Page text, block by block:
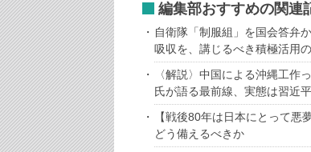
編集部おすすめの関連
自衛隊「制服組」を国会答弁
吸収を、講じるべき積極活用
〈解説〉中国による沖縄工作
氏が語る最前線、実態は習近
【戦後80年は日本にとって悪
どう備えるべきか